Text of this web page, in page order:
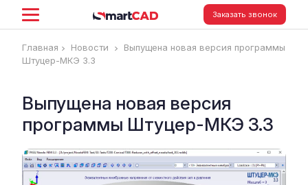
Заказать звонок
Главная Новости
Выпущена новая версия программы
Штуцер-МКЭ 3.3
Выпущена новая версия
программы Штуцер-МКЭ 3.3